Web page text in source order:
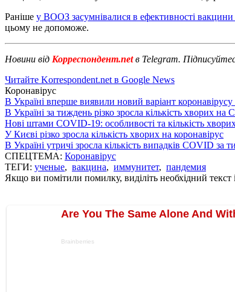
Раніше у ВООЗ засумнівалися в ефективності вакцини
цьому не допоможе.
Новини від Корреспондент.netв Telegram.
Читайте Korrespondent.net в Google News
Коронавірус
В Україні вперше виявили новий варіант
В Україні за тиждень різко зросла кількість хворих на
Нові штами COVID-19: особливості та кількість
У Києві різко зросла кількість хворих на коронавірус
В Україні утричі зросла кількість випадків COVID за
СПЕЦТЕМА: Коронавірус
ТЕГИ: ученые, вакцина, иммунитет, пандемия
Якщо ви помітили помилку, виділіть необхідний